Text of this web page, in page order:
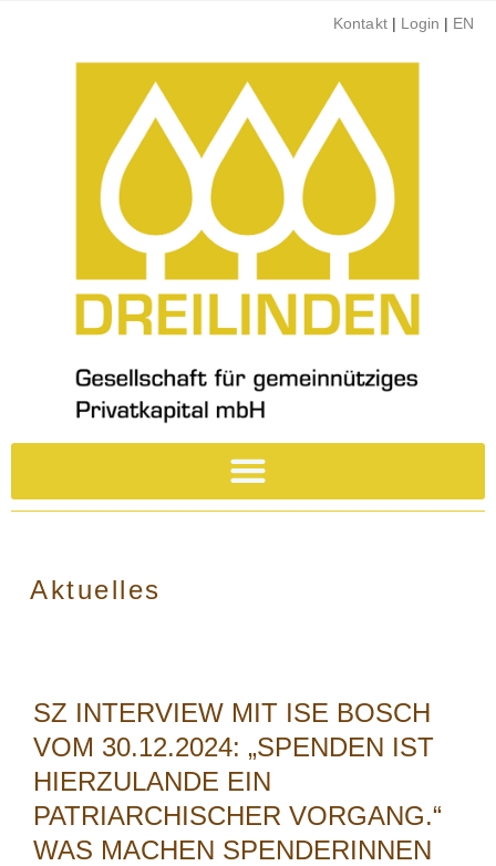
Kontakt| Login | EN
Aktuelles
SZ INTERVIEW MIT ISE BOSCH
VOM 30.12.2024: „SPENDEN IST
HIERZULANDE EIN
PATRIARCHISCHER VORGANG.“
WAS MACHEN SPENDERINNEN